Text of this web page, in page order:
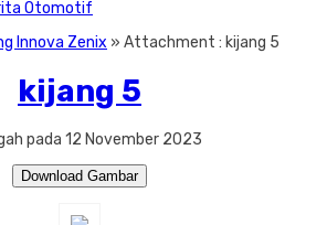
Otomotif
Innova Zenix » Attachment : kijang 5
kijang 5
pada 12 November 2023
Download Gambar